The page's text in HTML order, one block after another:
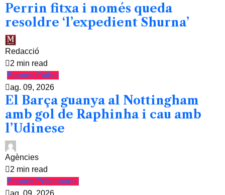
Perrin fitxa i només queda
resoldre ‘l’expedient Shurna’
Redacció
2 min read
Esports Futbol
ag. 09, 2026
El Barça guanya al Nottingham
amb gol de Raphinha i cau amb
l’Udinese
Agències
2 min read
Esports Poliesportiu
ag. 09, 2026